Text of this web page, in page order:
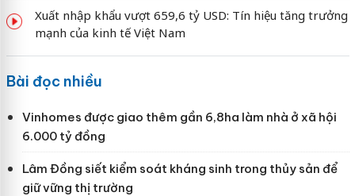
Xuất nhập khẩu vượt 659,6 tỷ USD: Tín hiệu tăng trưởng
mạnh của kinh tế Việt Nam
Bài đọc nhiều
Vinhomes được giao thêm gần 6,8ha làm nhà ở xã hội
6.000 tỷ đồng
Lâm Đồng siết kiểm soát kháng sinh trong thủy sản để
giữ vững thị trường